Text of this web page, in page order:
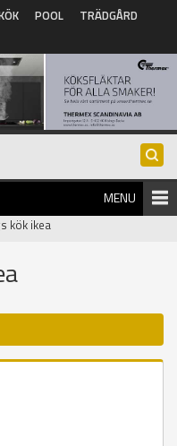
POOL
TRÄDGÅRD
MENU
kök ikea